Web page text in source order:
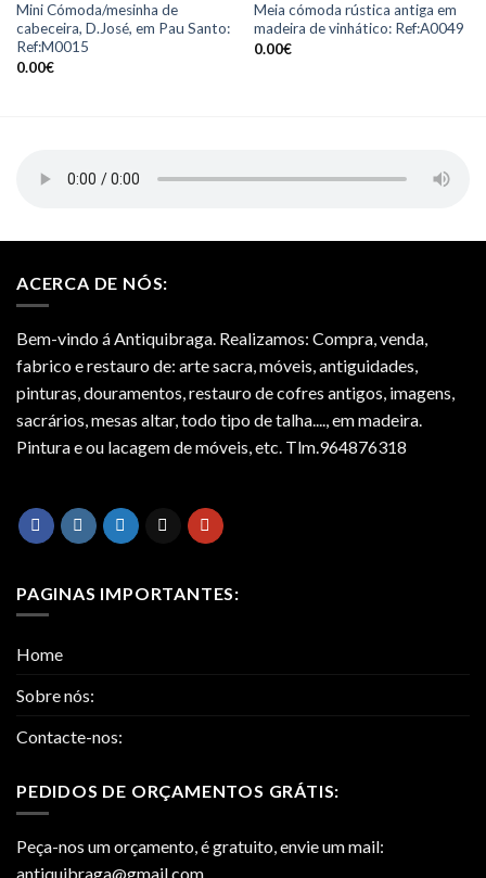
Wishlist
Mini Cómoda/mesinha de
cabeceira, D.José, em Pau Santo:
Ref:M0015
0.00€
Wishlist
Meia cómoda rústica antiga em
madeira de vinhático: Ref:A0049
0.00€
ACERCA DE NÓS:
Bem-vindo á Antiquibraga. Realizamos: Compra, venda,
fabrico e restauro de: arte sacra, móveis, antiguidades,
pinturas, douramentos, restauro de cofres antigos, imagens,
sacrários, mesas altar, todo tipo de talha...., em madeira.
Pintura e ou lacagem de móveis, etc. Tlm.964876318
PAGINAS IMPORTANTES:
Home
Sobre nós:
Contacte-nos:
PEDIDOS DE ORÇAMENTOS GRÁTIS:
Peça-nos um orçamento, é gratuito, envie um mail:
antiquibraga@gmail.com